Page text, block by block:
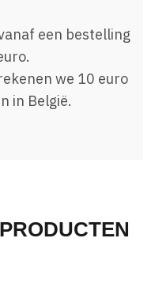
een bestelling
we 10 euro
in België.